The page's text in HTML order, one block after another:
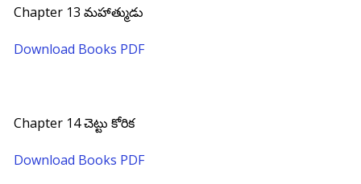
Chapter 13 మహాత్ముడు
Download Books PDF
Chapter 14 చెట్టు కోరిక
Download Books PDF